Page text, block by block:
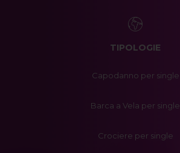
TIPOLOGIE
Capodanno per single
Barca a Vela per single
Crociere per single